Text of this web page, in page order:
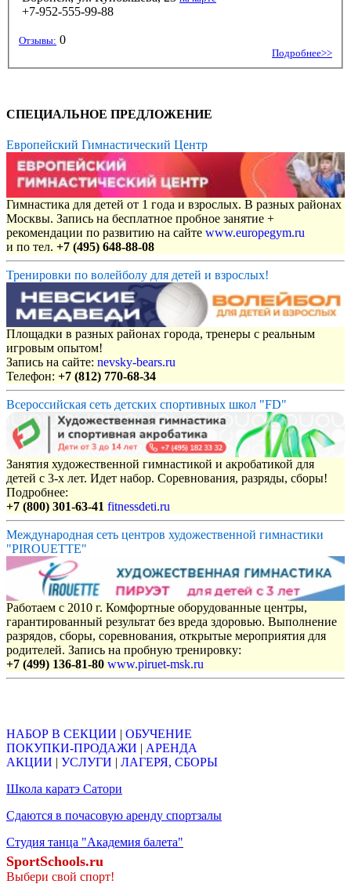
+7-952-555-99-88
Отзывы: 0
Подробнее>>
СПЕЦИАЛЬНОЕ ПРЕДЛОЖЕНИЕ
Европейский Гимнастический Центр
Гимнастика для детей от 1 года и взрослых. В разных районах
Москвы. Запись на бесплатное пробное занятие +
рекомендации по развитию на сайте www.europegym.ru
и по тел. +7 (495) 648-88-08
Тренировки по волейболу для детей и взрослых!
Площадки в разных районах города, тренеры с реальным
игровым опытом!
Запись на сайте: nevsky-bears.ru
Телефон: +7 (812) 770-68-34
Всероссийская сеть детских спортивных школ "FD"
Занятия художественной гимнастикой и акробатикой для
детей с 3-х лет. Идет набор. Соревнования, разряды, сборы!
Подробнее:
+7 (800) 301-63-41 fitnessdeti.ru
Международная сеть центров художественной гимнастики
"PIROUETTE"
Работаем с 2010 г. Комфортные оборудованные центры,
гарантированный результат без вреда здоровью. Выполнение
разрядов, сборы, соревнования, открытые мероприятия для
родителей. Запись на пробную тренировку:
+7 (499) 136-81-80 www.piruet-msk.ru
НАБОР В СЕКЦИИ | ОБУЧЕНИЕ
ПОКУПКИ-ПРОДАЖИ | АРЕНДА
АКЦИИ | УСЛУГИ | ЛАГЕРЯ, СБОРЫ
Школа каратэ Сатори
Сдаются в почасовую аренду спортзалы
Студия танца "Академия балета"
SportSchools.ru
Выбери свой спорт!